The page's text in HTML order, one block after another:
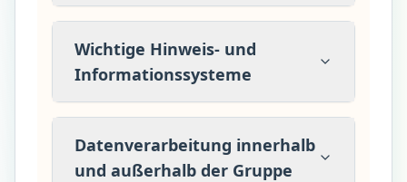
Wichtige Hinweis- und
Informationssysteme
Datenverarbeitung innerhalb
und außerhalb der Gruppe